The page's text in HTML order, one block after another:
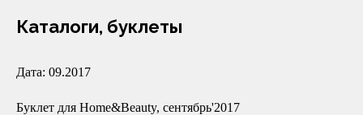
Каталоги, буклеты
Дата: 09.2017
Буклет для Home&Beauty, сентябрь'2017